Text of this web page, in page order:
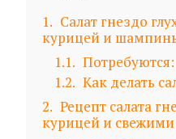
1
Салат гнездо
курицей и
1.1
Потребуются:
1.2
Как делать
2
Рецепт салата
курицей и